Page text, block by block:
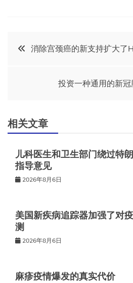
文
航
消除宫颈癌的新支持扩大了
投资一种通用的新
相关文章
儿科医生和卫生部门绕过特
指导意见
2026年8月6日
美国新疾病追踪器加强了对
测
2026年8月6日
麻疹疫情爆发的真实代价